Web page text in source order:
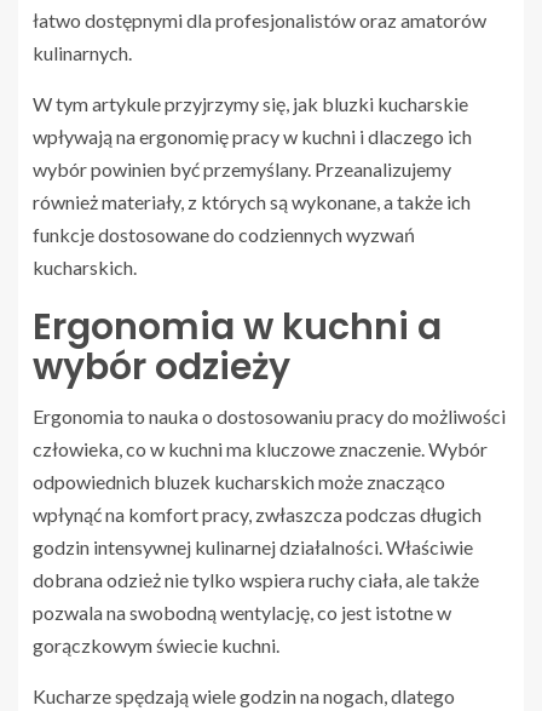
łatwo dostępnymi dla profesjonalistów oraz amatorów
kulinarnych.
W tym artykule przyjrzymy się, jak bluzki kucharskie
wpływają na ergonomię pracy w kuchni i dlaczego ich
wybór powinien być przemyślany. Przeanalizujemy
również materiały, z których są wykonane, a także ich
funkcje dostosowane do codziennych wyzwań
kucharskich.
Ergonomia w kuchni a
wybór odzieży
Ergonomia to nauka o dostosowaniu pracy do możliwości
człowieka, co w kuchni ma kluczowe znaczenie. Wybór
odpowiednich bluzek kucharskich może znacząco
wpłynąć na komfort pracy, zwłaszcza podczas długich
godzin intensywnej kulinarnej działalności. Właściwie
dobrana odzież nie tylko wspiera ruchy ciała, ale także
pozwala na swobodną wentylację, co jest istotne w
gorączkowym świecie kuchni.
Kucharze spędzają wiele godzin na nogach, dlatego